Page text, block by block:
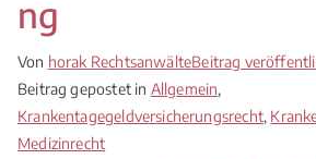
ng
Von horak RechtsanwälteBeitrag
Beitrag gepostet in Allgemein,
Krankentagegeldversicherungsrecht,
Medizinrecht